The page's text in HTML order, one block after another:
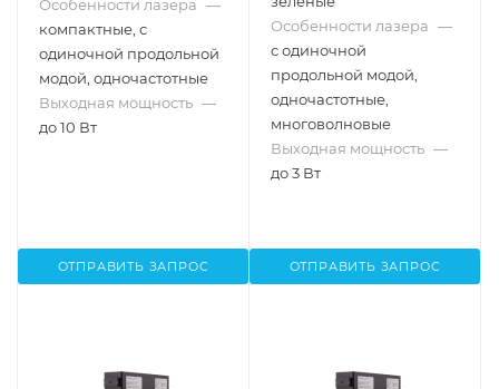
Особенности лазера —
компактные, с
одиночной продольной
модой, одночастотные
Выходная мощность —
до 10 Вт
ОТПРАВИТЬ ЗАПРОС
Особенности лазера —
с одиночной
продольной модой,
одночастотные,
многоволновые
Выходная мощность —
до 3 Вт
ОТПРАВИТЬ ЗАПРОС